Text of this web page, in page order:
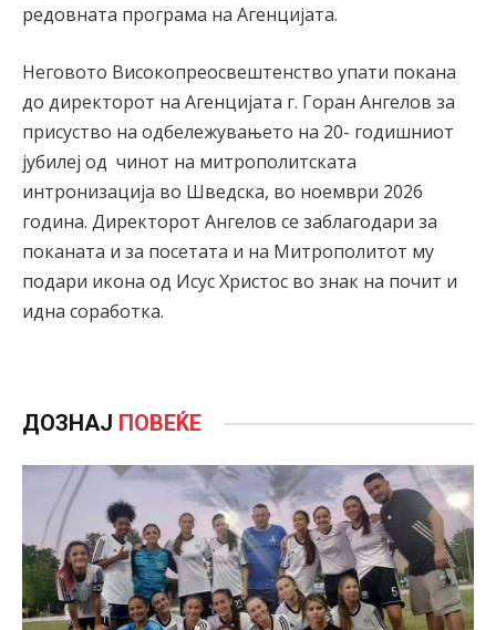
редовната програма на Агенцијата.
Неговото Високопреосвештенство упати покана
до директорот на Агенцијата г. Горан Ангелов за
присуство на одбележувањето на 20- годишниот
јубилеј од чинот на митрополитската
интронизација во Шведска, во ноември 2026
година. Директорот Ангелов се заблагодари за
поканата и за посетата и на Митрополитот му
подари икона од Исус Христос во знак на почит и
идна соработка.
ДОЗНАЈ ПОВЕЌЕ